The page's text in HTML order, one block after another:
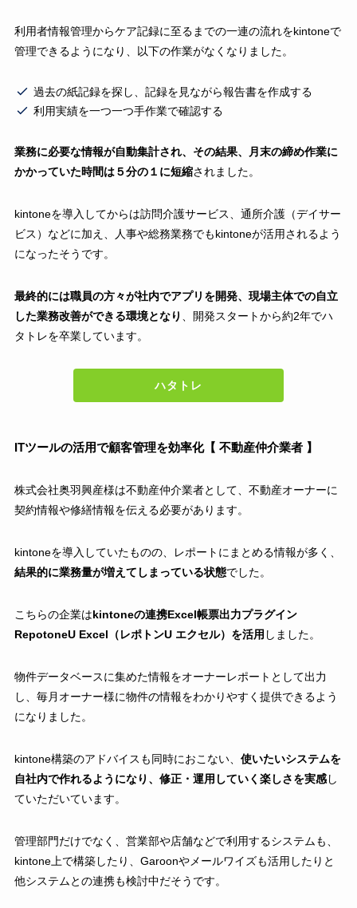
利用者情報管理からケア記録に至るまでの一連の流れをkintoneで
管理できるようになり、以下の作業がなくなりました。
過去の紙記録を探し、記録を見ながら報告書を作成する
利用実績を一つ一つ手作業で確認する
業務に必要な情報が自動集計され、その結果、月末の締め作業に
かかっていた時間は５分の１に短縮されました。
kintoneを導入してからは訪問介護サービス、通所介護（デイサー
ビス）などに加え、人事や総務業務でもkintoneが活用されるよう
になったそうです。
最終的には職員の方々が社内でアプリを開発、現場主体での自立
した業務改善ができる環境となり
、開発スタートから約2年でハ
タトレを卒業しています。
ハタトレ
ITツールの活用で顧客管理を効率化【 不動産仲介業者 】
株式会社奥羽興産様は不動産仲介業者として、不動産オーナーに
契約情報や修繕情報を伝える必要があります。
kintoneを導入していたものの、レポートにまとめる情報が多く、
結果的に業務量が増えてしまっている状態でした。
こちらの企業はkintoneの連携Excel帳票出力プラグイン
RepotoneU Excel（レポトンU エクセル）を活用 しました。
物件データベースに集めた情報をオーナーレポートとして出力
し、毎月オーナー様に物件の情報をわかりやすく提供できるよう
になりました。
kintone構築のアドバイスも同時におこない、 使いたいシステムを
自社内で作れるようになり、修正・運用していく楽しさを実感し
ていただいています。
管理部門だけでなく、営業部や店舗などで利用するシステムも、
kintone上で構築したり、Garoonやメールワイズも活用したりと
他システムとの連携も検討中だそうです。